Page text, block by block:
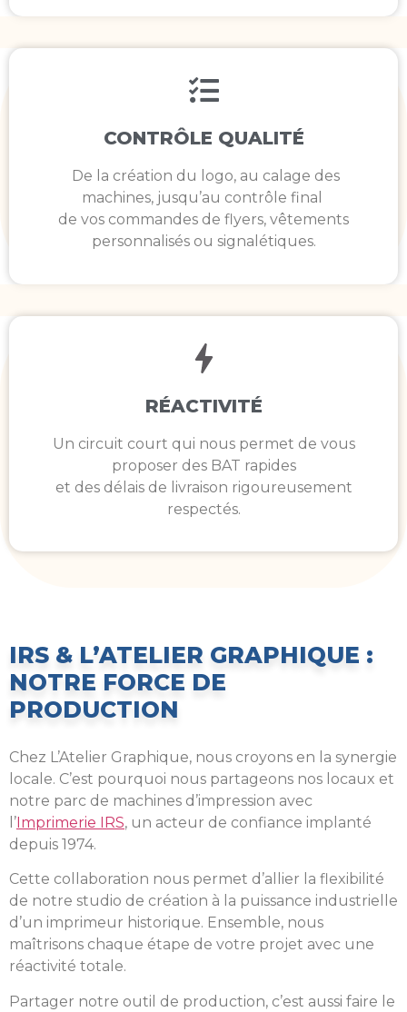
CONTRÔLE QUALITÉ
De la création du logo, au calage des
machines, jusqu’au contrôle final
de vos commandes de flyers, vêtements
personnalisés ou signalétiques.
RÉACTIVITÉ
Un circuit court qui nous permet de vous
proposer des BAT rapides
et des délais de livraison rigoureusement
respectés.
IRS & L’ATELIER GRAPHIQUE :
NOTRE FORCE DE
PRODUCTION
Chez L’Atelier Graphique, nous croyons en la synergie
locale. C’est pourquoi nous partageons nos locaux et
notre parc de machines d’impression avec
l’Imprimerie IRS, un acteur de confiance implanté
depuis 1974.
Cette collaboration nous permet d’allier la flexibilité
de notre studio de création à la puissance industrielle
d’un imprimeur historique. Ensemble, nous
maîtrisons chaque étape de votre projet avec une
réactivité totale.
Partager notre outil de production, c’est aussi faire le